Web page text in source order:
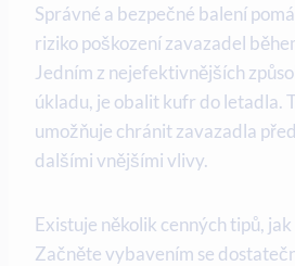
Správné a bezpečné balení
riziko poškození zavazadel
Jedním z nejefektivnějších
úkladu, je obalit kufr do letadla.
umožňuje chránit zavazadla
dalšími vnějšími vlivy.
Existuje několik cenných tipů,
Začněte vybavením se